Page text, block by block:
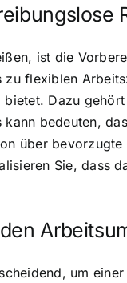
ist die
flexiblen
Dazu
bedeuten,
über
Sie, dass
um